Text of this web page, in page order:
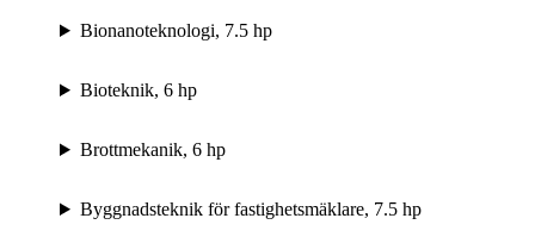
Bionanoteknologi, 7.5 hp
Bioteknik, 6 hp
Brottmekanik, 6 hp
Byggnadsteknik för fastighetsmäklare, 7.5 hp